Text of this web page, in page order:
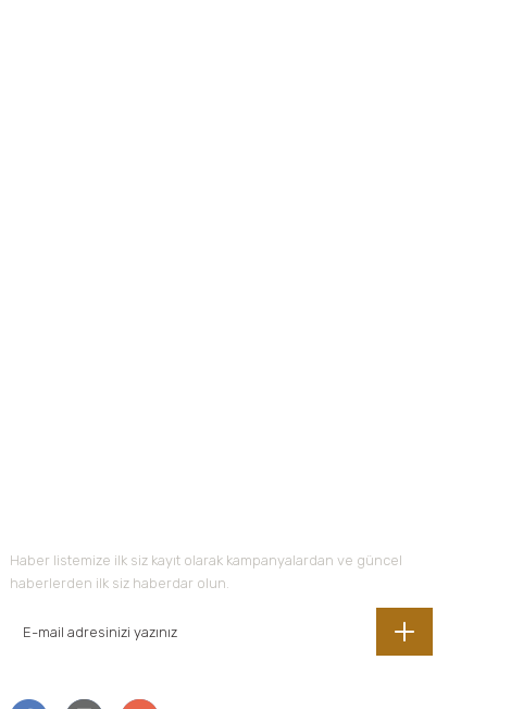
iletebilirsiniz.
Haber listemize ilk siz kayıt olarak kampanyalardan ve güncel
haberlerden ilk siz haberdar olun.